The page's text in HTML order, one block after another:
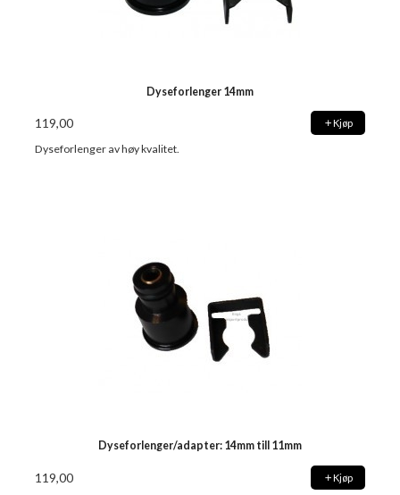
Dyseforlenger 14mm
119,00 Kjøp
Dyseforlenger av høy kvalitet.
Dyseforlenger/adapter: 14mm till 11mm
119,00 Kjøp